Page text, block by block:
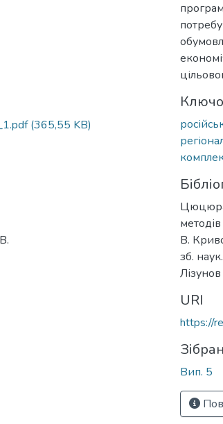
(365,55 KB)
Цюцюра
В.
зб.
URI
https://
Вип. 5